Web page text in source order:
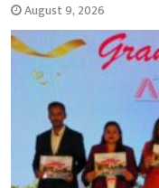
August 9, 2026